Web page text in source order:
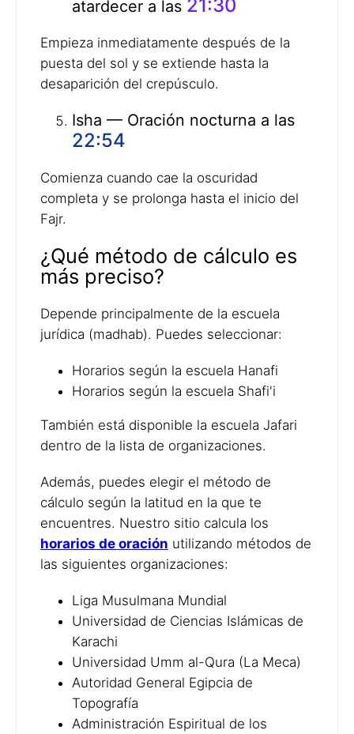
atardecer a las 21:30
Empieza inmediatamente después de la
puesta del sol y se extiende hasta la
desaparición del crepúsculo.
Isha — Oración nocturna a las
22:54
Comienza cuando cae la oscuridad
completa y se prolonga hasta el inicio del
Fajr.
¿Qué método de cálculo es
más preciso?
Depende principalmente de la escuela
jurídica (madhab). Puedes seleccionar:
Horarios según la escuela Hanafi
Horarios según la escuela Shafi'i
También está disponible la escuela Jafari
dentro de la lista de organizaciones.
Además, puedes elegir el método de
cálculo según la latitud en la que te
encuentres. Nuestro sitio calcula los
horarios de oración utilizando métodos de
las siguientes organizaciones:
Liga Musulmana Mundial
Universidad de Ciencias Islámicas de
Karachi
Universidad Umm al-Qura (La Meca)
Autoridad General Egipcia de
Topografía
Administración Espiritual de los